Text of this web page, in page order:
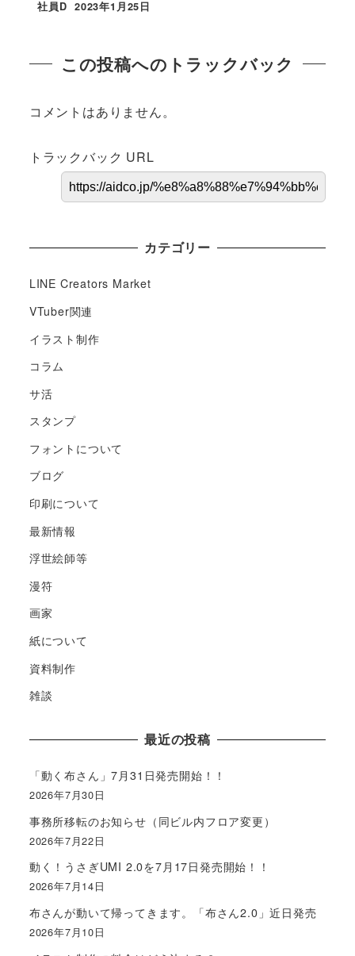
社員D 2023年1月25日
この投稿へのトラックバック
コメントはありません。
トラックバック URL
カテゴリー
LINE Creators Market
VTuber関連
イラスト制作
コラム
サ活
スタンプ
フォントについて
ブログ
印刷について
最新情報
浮世絵師等
漫符
画家
紙について
資料制作
雑談
最近の投稿
「動く布さん」7月31日発売開始！！
2026年7月30日
事務所移転のお知らせ（同ビル内フロア変更）
2026年7月22日
動く！うさぎUMI 2.0を7月17日発売開始！！
2026年7月14日
布さんが動いて帰ってきます。「布さん2.0」近日発売
2026年7月10日